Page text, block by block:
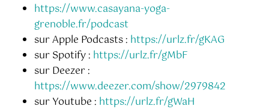
https://www.casayana-yoga-
grenoble.fr/podcast
sur Apple Podcasts : https://urlz.fr/gKAG
sur Spotify : https://urlz.fr/gMbF
sur Deezer :
https://www.deezer.com/show/2979842
sur Youtube : https://urlz.fr/gWaH